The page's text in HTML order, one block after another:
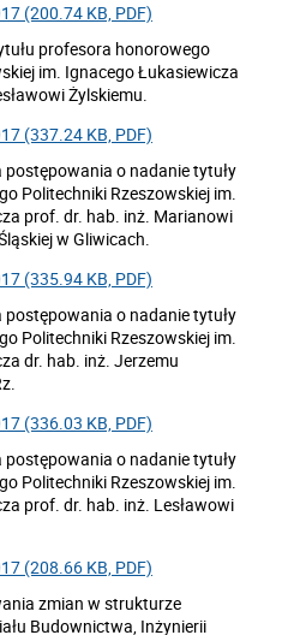
(200.74 KB, PDF)
profesora honorowego
im. Ignacego Łukasiewicza
Żylskiemu.
(337.24 KB, PDF)
o nadanie tytuły
Politechniki Rzeszowskiej im.
prof. dr. hab. inż. Marianowi
w Gliwicach.
(335.94 KB, PDF)
o nadanie tytuły
Politechniki Rzeszowskiej im.
dr. hab. inż. Jerzemu
(336.03 KB, PDF)
o nadanie tytuły
Politechniki Rzeszowskiej im.
prof. dr. hab. inż. Lesławowi
(208.66 KB, PDF)
zmian w strukturze
Budownictwa, Inżynierii